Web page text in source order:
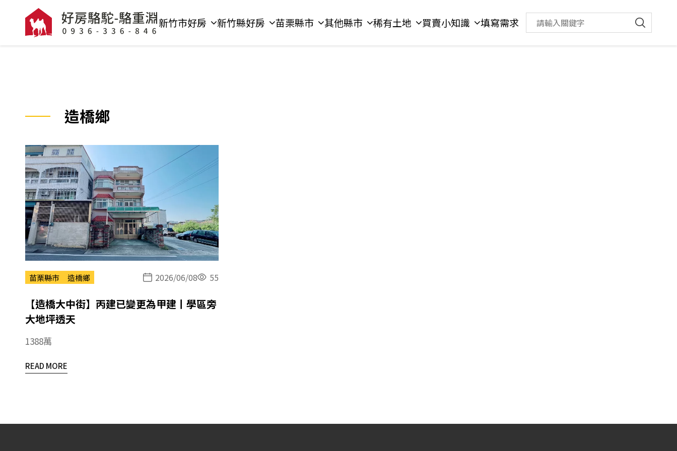
新竹市好房 新竹縣好房 苗栗縣市 其他縣市 稀有土地 買賣小知識 填寫需求
造橋鄉
苗栗縣市 造橋鄉 2026/06/08 55
【造橋大中街】丙建已變更為甲建丨學區旁
大地坪透天
1388萬
READ MORE